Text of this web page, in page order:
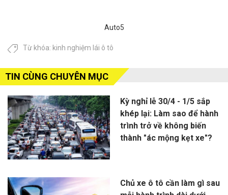
Auto5
Từ khóa: kinh nghiệm lái ô tô
TIN CÙNG CHUYÊN MỤC
Kỳ nghỉ lễ 30/4 - 1/5 sắp
khép lại: Làm sao để hành
trình trở về không biến
thành "ác mộng kẹt xe"?
Chủ xe ô tô cần làm gì sau